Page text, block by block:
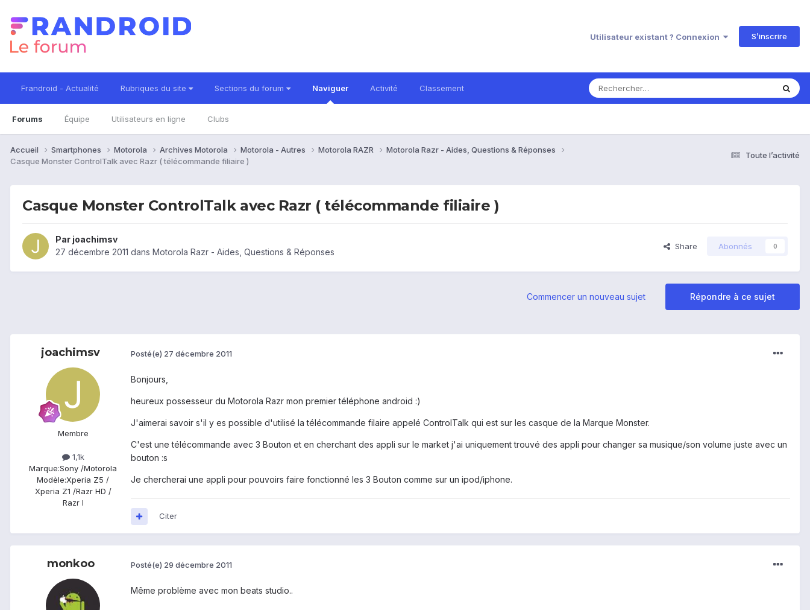
Utilisateur existant ? Connexion S’inscrire
Frandroid - Actualité Rubriques du site Sections du forum Naviguer
Forums Équipe Utilisateurs en ligne Clubs
Activité Classement
Toute l’activité
Accueil Smartphones Motorola Archives Motorola Motorola - Autres Motorola RAZR
Motorola Razr - Aides, Questions & Réponses
Casque Monster ControlTalk avec Razr ( télécommande filiaire )
Casque Monster ControlTalk avec Razr ( télécommande filiaire )
Par joachimsv
27 décembre 2011 dans Motorola Razr - Aides, Questions & Réponses
Share Abonnés 0
Répondre à ce sujet
Commencer un nouveau sujet
joachimsv
Membre
1,1k
Marque:Sony /Motorola
Modèle:Xperia Z5 /
Xperia Z1 /Razr HD /
Razr I
Posté(e) 27 décembre 2011
Bonjours,
heureux possesseur du Motorola Razr mon premier téléphone android :)
J'aimerai savoir s'il y es possible d'utilisé la télécommande filaire appelé ControlTalk qui est sur les casque de la Marque Monster.
C'est une télécommande avec 3 Bouton et en cherchant des appli sur le market j'ai uniquement trouvé des appli pour changer sa musique/son volume juste avec un
bouton :s
Je chercherai une appli pour pouvoirs faire fonctionné les 3 Bouton comme sur un ipod/iphone.
Citer
monkoo Posté(e) 29 décembre 2011
Même problème avec mon beats studio..